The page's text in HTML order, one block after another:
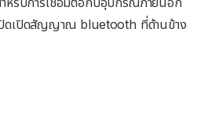
ดเปิดสัญญาณ bluetooth ที่ด้านข้าง